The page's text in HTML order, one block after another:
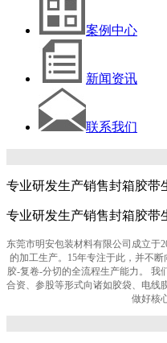
案例中心
新闻资讯
联系我们
专业研发生产销售封箱胶带
专业研发生产销售封箱胶带
东莞市明安包装材料有限公司成立于
的加工生产。15年专注于此，并不
胶-复卷-分切的全流程生产能力。 我
合资、参股等形式向诸如胶袋、电线
做好核